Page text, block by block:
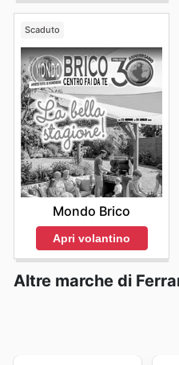
Scaduto
Mondo Brico
Apri volantino
Altre marche di